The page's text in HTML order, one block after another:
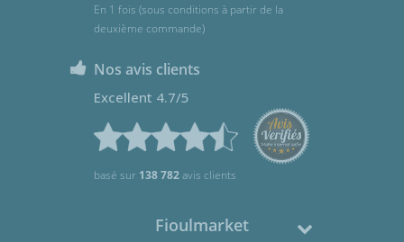
En 1 fois (sous conditions à partir de la
deuxième commande)
Nos avis clients
Excellent 4.7/5
basé sur 138 782avis clients
Fioulmarket